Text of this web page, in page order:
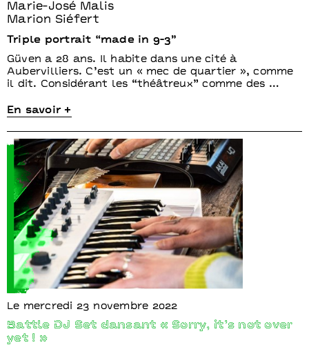
Marie-José Malis
Marion Siéfert
Triple portrait “made in 9-3”
Güven a 28 ans. Il habite dans une cité à
Aubervilliers. C’est un « mec de quartier », comme
il dit. Considérant les “théâtreux” comme des …
En savoir +
Le mercredi 23 novembre 2022
Battle DJ Set dansant « Sorry, it’s not over
yet ! »